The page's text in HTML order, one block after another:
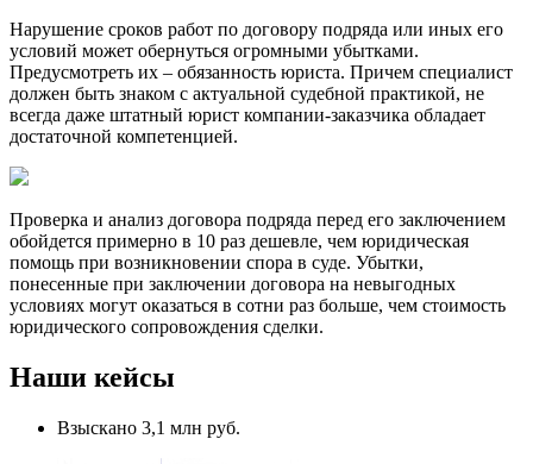
Нарушение сроков работ по договору подряда или иных его
условий может обернуться огромными убытками.
Предусмотреть их – обязанность юриста. Причем специалист
должен быть знаком с актуальной судебной практикой, не
всегда даже штатный юрист компании-заказчика обладает
достаточной компетенцией.
Проверка и анализ договора подряда перед его заключением
обойдется примерно в 10 раз дешевле, чем юридическая
помощь при возникновении спора в суде. Убытки,
понесенные при заключении договора на невыгодных
условиях могут оказаться в сотни раз больше, чем стоимость
юридического сопровождения сделки.
Наши кейсы
Взыскано 3,1 млн руб.